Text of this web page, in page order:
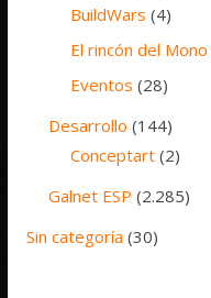
BuildWars (4)
El rincón del Mono
Eventos (28)
Desarrollo (144)
Conceptart (2)
Galnet ESP (2.285)
Sin categoría (30)